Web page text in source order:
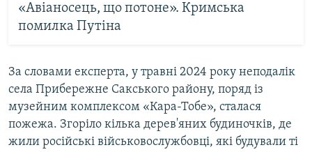
«Авіаносець, що потоне». Кримська
помилка Путіна
За словами експерта, у травні 2024 року неподалік
села Прибережне Сакського району, поряд із
музейним комплексом «Кара-Тобе», сталася
пожежа. Згоріло кілька дерев'яних будиночків, де
жили російські військовослужбовці, які будували ті